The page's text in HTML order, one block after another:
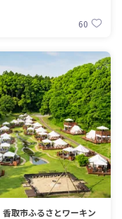
60
取市ふるさとワーキン